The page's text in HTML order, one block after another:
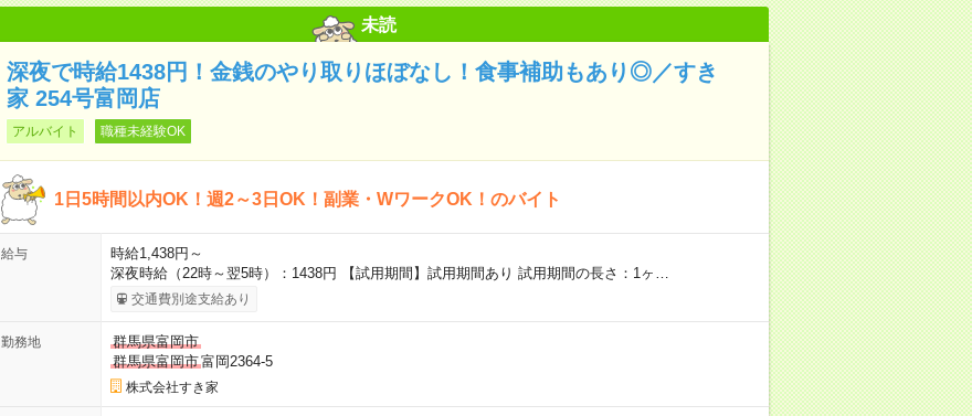
未読
深夜で時給1438円！金銭のやり取りほぼなし！食事補助もあり◎／すき
家 254号富岡店
アルバイト 職種未経験OK
1日5時間以内OK！週2～3日OK！副業・WワークOK！のバイト
給与
時給1,438円～
深夜時給（22時～翌5時）：1438円 【試用期間】試用期間あり 試用期間の長さ：1ヶ…
交通費別途支給あり
勤務地
群馬県富岡市
群馬県富岡市富岡2364-5
株式会社すき家